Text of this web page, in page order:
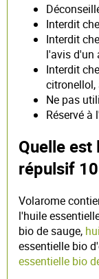
Interdit
Interdit
l'avis d'un
Interdit
Ne pas
Réservé à
Quelle
répulsif
Volarome
l'huile
bio de sauge,
essentielle bio
essentielle bio